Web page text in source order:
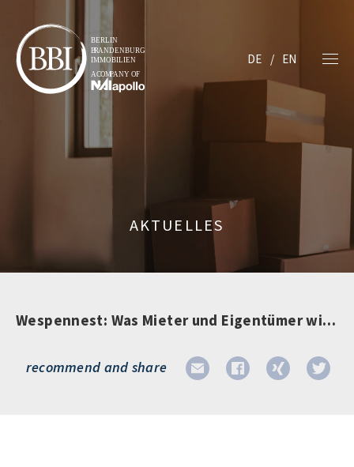
DE EN
AKTUELLES
Wespennest: Was Mieter und Eigentümer wissen müssen
recommend and share